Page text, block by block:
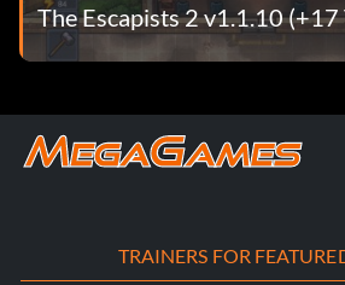
The Escapists 2 v1.1.10 (+17
TRAINERS FOR